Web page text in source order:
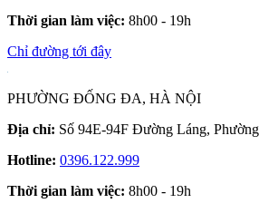
Thời gian làm việc: 8h00 - 19h
Chỉ đường tới đây
PHƯỜNG ĐỐNG ĐA, HÀ NỘI
Địa chỉ: Số 94E-94F Đường Láng,
Hotline: 0396.122.999
Thời gian làm việc: 8h00 - 19h